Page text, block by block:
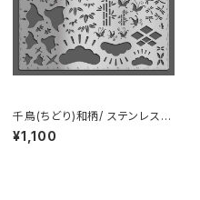
千鳥(ちどり)和柄/ ステンレス製
ステンシル(z33)
¥1,100